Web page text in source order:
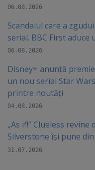
06.08.2026
Scandalul care a
serial. BBC First
06.08.2026
Disney+ anunță
un nou serial Star
printre noutăți
04.08.2026
„As if!” Clueless revine
Silverstone își pune
31.07.2026